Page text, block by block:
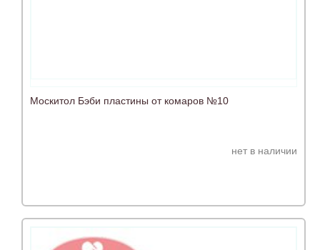
Москитол Бэби пластины от комаров №10
нет в наличии